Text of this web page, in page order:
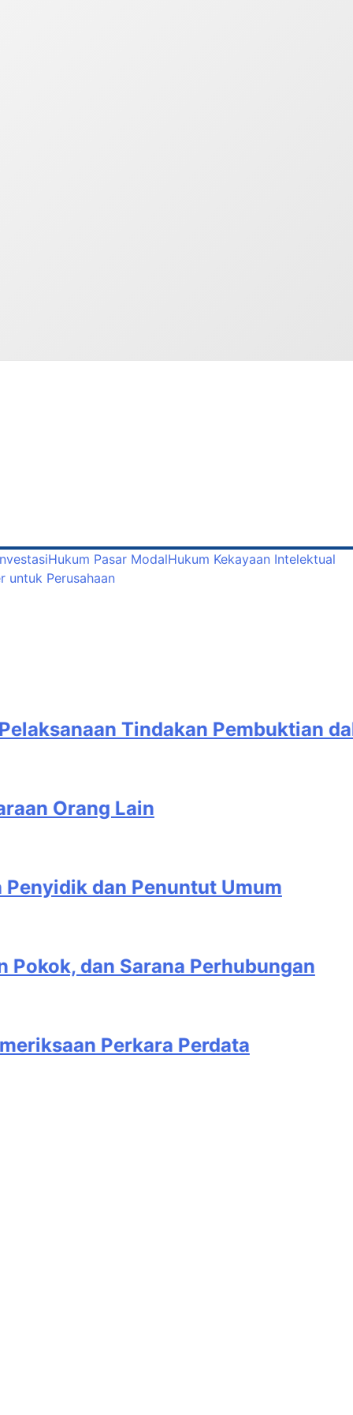
Hukum Pasar ModalHukum Kekayaan Intelektual
untuk Perusahaan
Pembuktian dalam Perkara
Umum
Perhubungan
Perdata